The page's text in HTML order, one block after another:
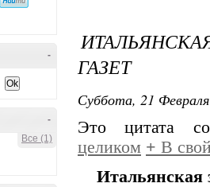
-
-
Все (1)
ГАЗЕТ
Суббота, 21
Это цитата
целиком + В
Итальянская